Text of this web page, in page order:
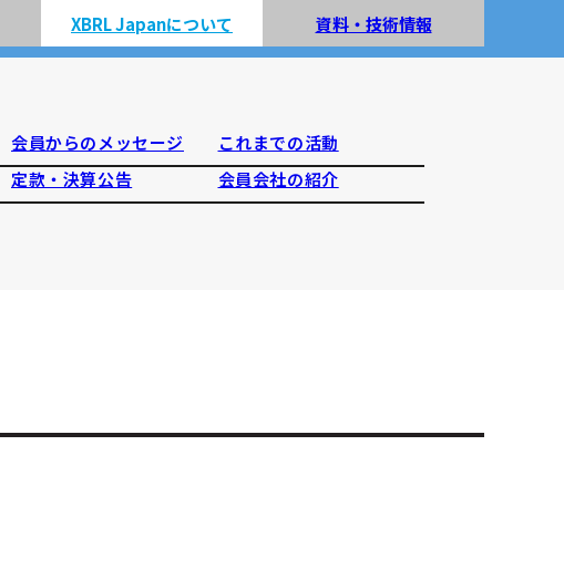
XBRL Japanについて
会員からのメッセージ
これまでの活動
定款・決算公告
会員会社の紹介
資料・技術情報